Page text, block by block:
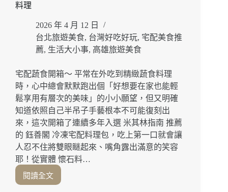
典
肉
粽
人
飄
香！
端
午
禮
盒
推
薦
｜
端
午
料理
2026 年 4 月 12 日
台北旅遊美食, 台灣好吃好玩, 宅配美食推
薦, 生活大小事, 高雄旅遊美食
宅配蔬食開箱～ 平常在外吃到精緻蔬食料理
時，心中總會默默跑出個「好想要在家也能輕
鬆享用有層次的美味」的小小願望，但又明確
知道依照自己半吊子手藝根本不可能復刻出
來，這次開箱了連續多年入選 米其林指南 推薦
的 鈺善閣 冷凍宅配料理包，吃上第一口就會讓
人忍不住將雙眼瞇起來、嘴角露出滿意的笑容
耶！從實體 懷石料…
閱讀全文
【素